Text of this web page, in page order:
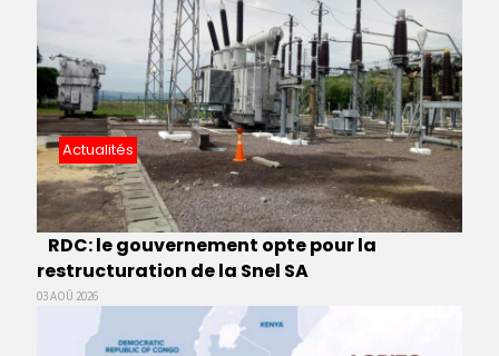
Actualités
RDC: le gouvernement opte pour la
restructuration de la Snel SA
03 AOÛ 2026